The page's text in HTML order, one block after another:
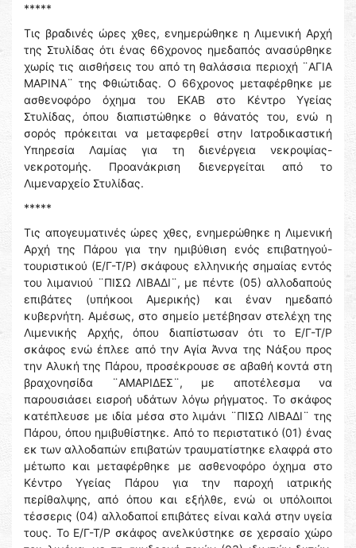
*****
Τις βραδινές ώρες χθες, ενημερώθηκε η Λιμενική Αρχή
της Στυλίδας ότι ένας 66χρονος ημεδαπός ανασύρθηκε
χωρίς τις αισθήσεις του από τη θαλάσσια περιοχή ¨ΑΓΙΑ
ΜΑΡΙΝΑ¨ της Φθιώτιδας. Ο 66χρονος μεταφέρθηκε με
ασθενοφόρο όχημα του ΕΚΑΒ στο Κέντρο Υγείας
Στυλίδας, όπου διαπιστώθηκε ο θάνατός του, ενώ η
σορός πρόκειται να μεταφερθεί στην Ιατροδικαστική
Υπηρεσία Λαμίας για τη διενέργεια νεκροψίας-
νεκροτομής. Προανάκριση διενεργείται από το
Λιμεναρχείο Στυλίδας.
*****
Τις απογευματινές ώρες χθες, ενημερώθηκε η Λιμενική
Αρχή της Πάρου για την ημιβύθιση ενός επιβατηγού-
τουριστικού (Ε/Γ-Τ/Ρ) σκάφους ελληνικής σημαίας εντός
του λιμανιού ¨ΠΙΣΩ ΛΙΒΑΔΙ¨, με πέντε (05) αλλοδαπούς
επιβάτες (υπήκοοι Αμερικής) και έναν ημεδαπό
κυβερνήτη. Αμέσως, στο σημείο μετέβησαν στελέχη της
Λιμενικής Αρχής, όπου διαπίστωσαν ότι το Ε/Γ-Τ/Ρ
σκάφος ενώ έπλεε από την Αγία Άννα της Νάξου προς
την Αλυκή της Πάρου, προσέκρουσε σε αβαθή κοντά στη
βραχονησίδα ¨ΑΜΑΡΙΔΕΣ¨, με αποτέλεσμα να
παρουσιάσει εισροή υδάτων λόγω ρήγματος. Το σκάφος
κατέπλευσε με ιδία μέσα στο λιμάνι ¨ΠΙΣΩ ΛΙΒΑΔΙ¨ της
Πάρου, όπου ημιβυθίστηκε. Από το περιστατικό (01) ένας
εκ των αλλοδαπών επιβατών τραυματίστηκε ελαφρά στο
μέτωπο και μεταφέρθηκε με ασθενοφόρο όχημα στο
Κέντρο Υγείας Πάρου για την παροχή ιατρικής
περίθαλψης, από όπου και εξήλθε, ενώ οι υπόλοιποι
τέσσερις (04) αλλοδαποί επιβάτες είναι καλά στην υγεία
τους. Το Ε/Γ-Τ/Ρ σκάφος ανελκύστηκε σε χερσαίο χώρο